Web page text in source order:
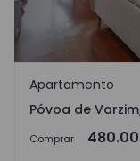
Póvoa de
Apartamento
Póvoa de
Comprar